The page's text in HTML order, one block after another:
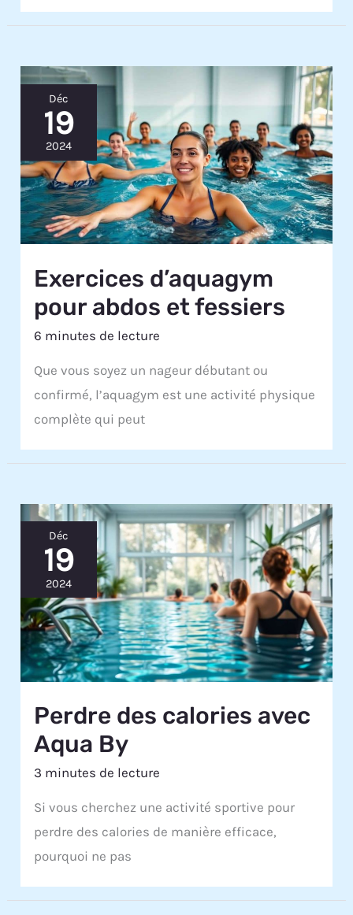
Déc
19
2024
Exercices d’aquagym
pour abdos et fessiers
6 minutes de lecture
Que vous soyez un nageur débutant ou
confirmé, l’aquagym est une activité physique
complète qui peut
Déc
19
2024
Perdre des calories avec
Aqua By
3 minutes de lecture
Si vous cherchez une activité sportive pour
perdre des calories de manière efficace,
pourquoi ne pas